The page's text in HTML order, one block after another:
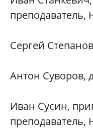
Сергей
Антон
Иван Сусин,